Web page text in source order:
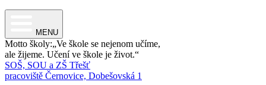
MENU
Motto školy: Ve škole se nejenom učíme,
ale žijeme. Učení ve škole je život.
SOŠ, SOU a ZŠ Třešť
pracoviště Černovice, Dobešovská 1